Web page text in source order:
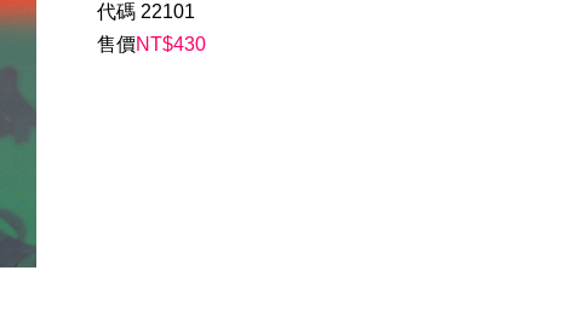
代碼 22101
售價NT$430